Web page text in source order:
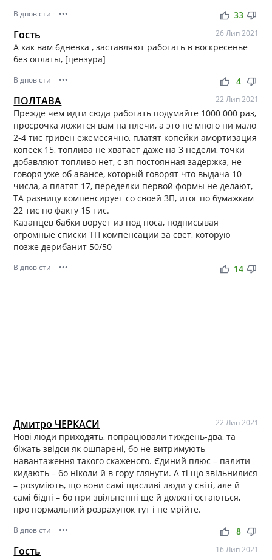
Відповісти ••• thumb_up thumb_down
33
Гость 26 Лип 2021
А как вам 6дневка , заставляют работать в воскресенье
без оплаты, [цензура]
Відповісти ••• thumb_up thumb_down
4
ПОЛТАВА 22 Лип 2021
Прежде чем идти сюда работать подумайте 1000 000 раз,
просрочка ложится вам на плечи, а это не много ни мало
2-4 тис гривен ежемесячно, платят копейки амортизация
копеек 15, топлива не хватает даже на 3 недели, точки
добавляют топливо нет, с зп постоянная задержка, не
говоря уже об авансе, который говорят что выдача 10
числа, а платят 17, переделки первой формы не делают,
ТА разницу компенсирует со своей ЗП, итог по бумажкам
22 тис по факту 15 тис.
Казанцев бабки ворует из под носа, подписывая
огромные списки ТП компенсации за свет, которую
позже дерибанит 50/50
Відповісти ••• thumb_up thumb_down
14
Дмитро ЧЕРКАСИ 22 Лип 2021
Нові люди приходять, попрацювали тиждень-два, та
біжать звідси як ошпарені, бо не витримують
навантаження такого скаженого. Єдиний плюс – палити
кидають – бо ніколи й в гору глянути. А ті що звільнилися
– розуміють, що вони самі щасливі люди у світі, але й
самі бідні – бо при звільненні ще й должні остаються,
про нормальний розрахунок тут і не мрійте.
Відповісти ••• thumb_up thumb_down
8
Гость 16 Лип 2021